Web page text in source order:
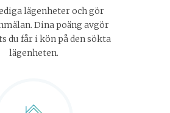
lägenheter och gör
Dina poäng avgör
du får i kön på den sökta
lägenheten.